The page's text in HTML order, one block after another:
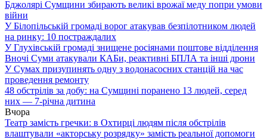
Бджолярі Сумщини збирають великі врожаї меду попри умови
війни
У Білопільській громаді ворог атакував безпілотником людей
на ринку: 10 постраждалих
У Глухівській громаді знищене росіянами поштове відділення
Вночі Суми атакували КАБи, реактивні БПЛА та інші дрони
У Сумах призупинять одну з водонасосних станцій на час
проведення ремонту
48 обстрілів за добу: на Сумщині поранено 13 людей, серед
них — 7-річна дитина
Вчора
Театр замість гречки: в Охтирці людям після обстрілів
влаштували «акторську розрядку» замість реальної допомоги